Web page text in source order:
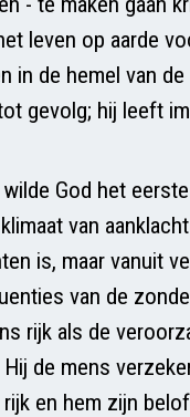
leven op aarde
in de hemel van
gevolg; hij leeft
God het
van
is, maar vanuit
van de
rijk als de
de mens
en hem zijn